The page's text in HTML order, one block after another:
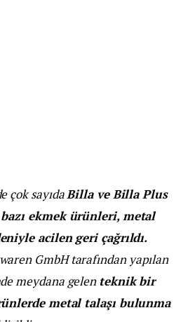
çok sayıdaBilla ve Billa Plus
ekmek ürünleri, metal
acilen geri çağrıldı.
GmbH tarafından yapılan
meydana gelen teknik bir
metal talaşı bulunma